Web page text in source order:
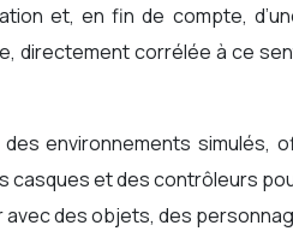
et, en fin de compte,
directement corrélée à ce
environnements simulés,
casques et des contrôleurs
avec des objets, des